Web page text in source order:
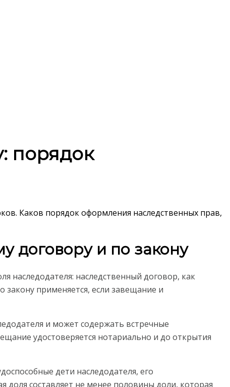
порядок
Каков порядок оформления наследственных прав,
договору и по закону
наследодателя: наследственный договор, как
применяется, если завещание и
и может содержать встречные
удостоверяется нотариально и до открытия
дети наследодателя, его
доля составляет не менее половины доли, которая